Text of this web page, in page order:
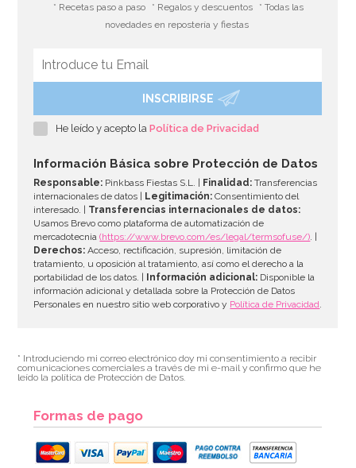
Globo Foil Número 9 Rosa Intenso 35 cm
* Recetas paso a paso * Regalos y descuentos
* Todas las
novedades en repostería y fiestas
INSCRIBIRSE
He leído y acepto laPolítica de Privacidad
Información Básica sobre Protección de Datos
Responsable: Pinkbass Fiestas S.L. | Finalidad: Transferencias
internacionales de datos |
Legitimación: Consentimiento del
interesado. | Transferencias internacionales de datos:
Usamos Brevo como plataforma de automatización de
mercadotecnia(https://www.brevo.com/es/legal/termsofuse/). |
Derechos: Acceso, rectificación, supresión, limitación de
tratamiento, u oposición al tratamiento, así como el derecho a la
portabilidad de los datos. |
Información adicional: Disponible la
información adicional y detallada sobre la Protección de Datos
Personales en nuestro sitio web corporativo y Política de Privacidad.
* Introduciendo mi correo electrónico doy mi consentimiento a recibir
comunicaciones comerciales a través de mi e-mail y confirmo que he
leído la política de Protección de Datos.
Formas de pago